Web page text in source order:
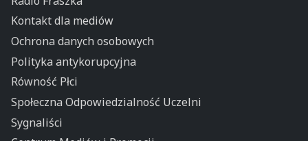
Kontakt dla mediów
Ochrona danych osobowych
Polityka antykorupcyjna
Równość Płci
Społeczna Odpowiedzialność Uczelni
Sygnaliści